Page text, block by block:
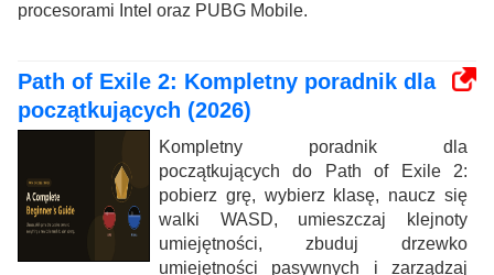
procesorami Intel oraz PUBG Mobile.
Path of Exile 2: Kompletny poradnik dla
początkujących (2026)
Kompletny poradnik dla
początkujących do Path of Exile 2:
pobierz grę, wybierz klasę, naucz się
walki WASD, umieszczaj klejnoty
umiejętności, zbuduj drzewko
umiejętności pasywnych i zarządzaj